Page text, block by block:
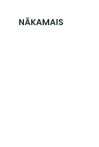
NĀKAMAIS